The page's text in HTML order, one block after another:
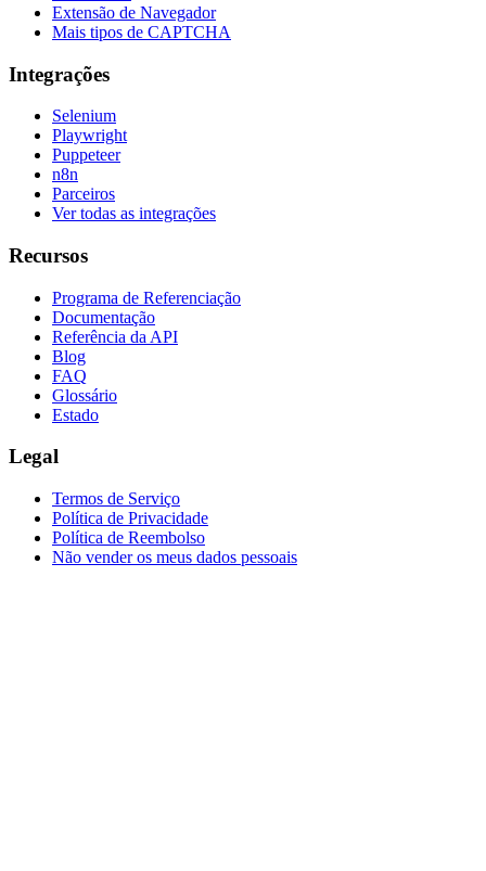
Extensão de Navegador
Mais tipos de CAPTCHA
Integrações
Selenium
Playwright
Puppeteer
n8n
Parceiros
Ver todas as integrações
Recursos
Programa de Referenciação
Documentação
Referência da API
Blog
FAQ
Glossário
Estado
Legal
Termos de Serviço
Política de Privacidade
Política de Reembolso
Não vender os meus dados pessoais